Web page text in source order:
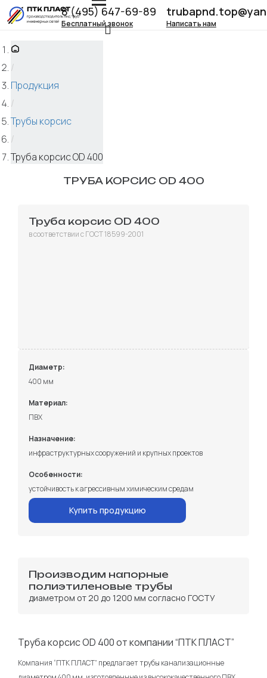
8 (495) 647-69-89
Бесплатный звонок Написать нам
/
Продукция
/
Трубы корсис
/
Труба корсис OD 400
ТРУБА КОРСИС OD 400
Труба корсис OD 400
в соответствии с ГОСТ 18599-2001
Диаметр:
400 мм
Материал:
ПВХ
Назначение:
инфраструктурных сооружений и крупных проектов
Особенности:
устойчивость к агрессивным химическим средам
Купить продукцию
Производим напорные
полиэтиленовые трубы
диаметром от 20 до 1200 мм согласно ГОСТУ
Труба корсис OD 400 от компании “ПТК ПЛАСТ”
Компания “ПТК ПЛАСТ” предлагает трубы канализационные